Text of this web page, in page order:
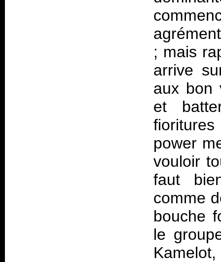
; mais
arrive
aux bon
et
power
vouloir
faut
comme
bouche
le